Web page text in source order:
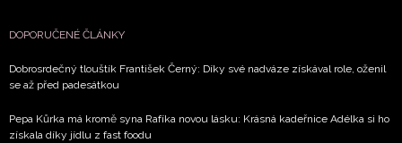
DOPORUČENÉ ČLÁNKY
Dobrosrdečný tlouštík František Černý: Díky své nadváze získával role, oženil
se až před padesátkou
Pepa Kůrka má kromě syna Rafíka novou lásku: Krásná kadeřnice Adélka si ho
získala díky jídlu z fast foodu